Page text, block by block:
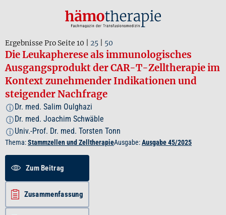
Ergebnisse Pro Seite 10 25 50
Die Leukapherese als immunologisches
Ausgangsprodukt der CAR-T-Zelltherapie im
Kontext zunehmender Indikationen und
steigender Nachfrage
i Dr. med. Salim Oulghazi
i Dr. med. Joachim Schwäble
i Univ.-Prof. Dr. med. Torsten Tonn
Thema:Stammzellen und ZelltherapieAusgabe:Ausgabe 45/2025
Zum Beitrag
Zusammenfassung